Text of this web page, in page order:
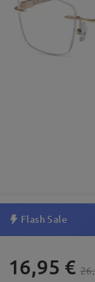
Flash Sale
16,95 €